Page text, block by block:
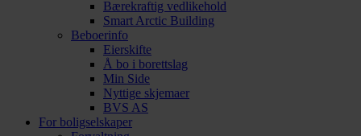
Bærekraftig vedlikehold
Smart Arctic Building
Beboerinfo
Eierskifte
Å bo i borettslag
Min Side
Nyttige skjemaer
BVS AS
For boligselskaper